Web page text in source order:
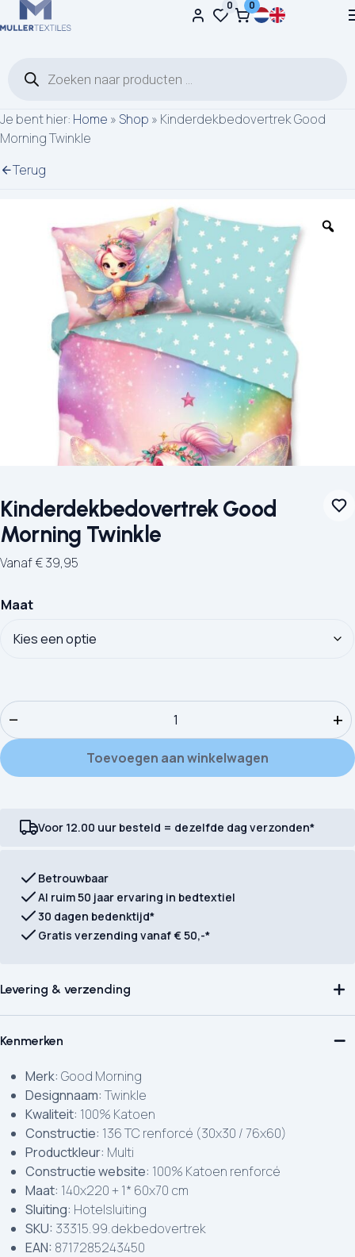
Ga naar de inhoud 0 0
Je bent hier: Home » Shop » Kinderdekbedovertrek Good
Morning Twinkle
Terug
Kinderdekbedovertrek Good
Morning Twinkle
Vanaf€39,95
Maat
Kinderdekbedovertrek Good Morning Twinkle aantal
− +
Toevoegen aan winkelwagen
Voor 12.00 uur besteld = dezelfde dag verzonden*
Betrouwbaar
Al ruim 50 jaar ervaring in bedtextiel
30 dagen bedenktijd*
Gratis verzending vanaf € 50,-*
Levering & verzending
Kenmerken
Merk: Good Morning
Designnaam: Twinkle
Kwaliteit: 100% Katoen
Constructie: 136 TC renforcé (30x30 / 76x60)
Productkleur: Multi
Constructie website: 100% Katoen renforcé
Maat: 140x220 + 1* 60x70 cm
Sluiting: Hotelsluiting
SKU: 33315.99.dekbedovertrek
EAN: 8717285243450